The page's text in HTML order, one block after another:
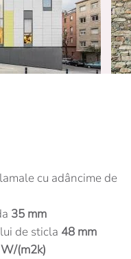
cu adâncime de
35 mm
de sticla 48 mm
(m2k)